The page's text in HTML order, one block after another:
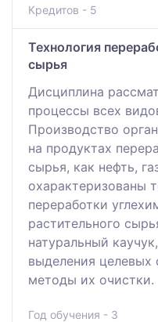
Кредитов - 5
Технология
сырья
Дисциплина
процессы всех
Производство
на продуктах
сырья, как нефть,
охарактеризованы
переработки
растительного
натуральный
выделения целевых
методы их очистки.
Год обучения - 3